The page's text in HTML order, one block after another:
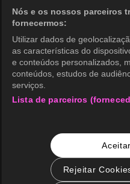
Não Venda Minhas
Classificação etária
Acessibilidade
wavve Americas
Consulta de Negócios
Nós e os nossos parceiros
fornecermos:
Utilizar dados de
as características do
e conteúdos personalizados,
conteúdos, estudos de
serviços.
Lista de parceiros
Rejeitar